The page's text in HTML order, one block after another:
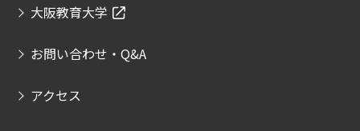
大阪教育大学
お問い合わせ・Q&A
アクセス